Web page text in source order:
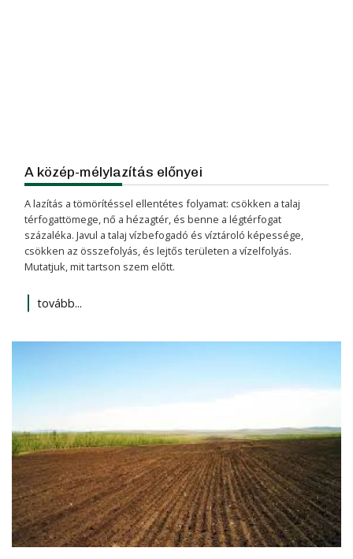
A közép-mélylazítás előnyei
A lazítás a tömörítéssel ellentétes folyamat: csökken a talaj
térfogattömege, nő a hézagtér, és benne a légtérfogat
százaléka. Javul a talaj vízbefogadó és víztároló képessége,
csökken az összefolyás, és lejtős területen a vízelfolyás.
Mutatjuk, mit tartson szem előtt.
tovább...